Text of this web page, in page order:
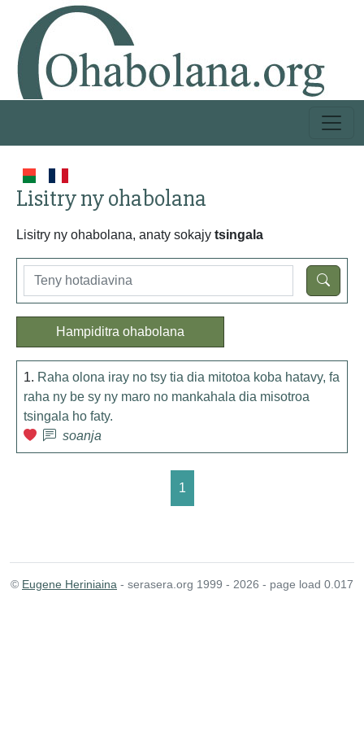
Lisitry ny ohabolana
Lisitry ny ohabolana, anaty sokajy tsingala
Hampiditra ohabolana
1. Raha olona iray no tsy tia dia mitotoa koba hatavy, fa
raha ny be sy ny maro no mankahala dia misotroa
tsingala ho faty.
soanja
1
© Eugene Heriniaina - serasera.org 1999 - 2026 - page load 0.017